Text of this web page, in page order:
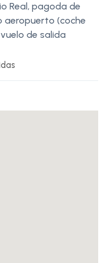
Real, pagoda de
aeropuerto (coche
de salida